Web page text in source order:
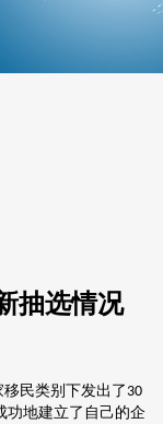
抽选情况
民类别下发出了30
功地建立了自己的企